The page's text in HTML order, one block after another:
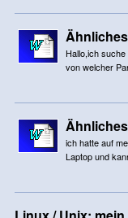
Hallo,ich
von welcher
ich hatte auf
Laptop und